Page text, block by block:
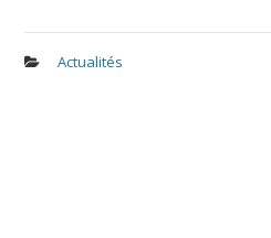
Actualités